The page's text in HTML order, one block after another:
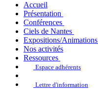
Accueil
Présentation
Conférences
Ciels de Nantes
Expositions/Animations
Nos activités
Ressources
Espace adhérents
Lettre d'information